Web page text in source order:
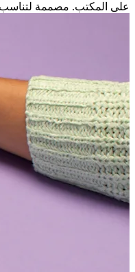
على المكتب. مصممة لتناسب